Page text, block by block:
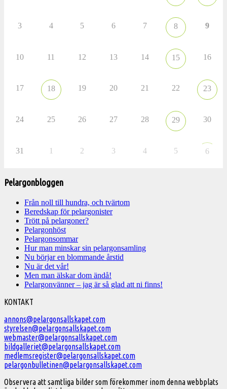
3 4 5 6 7 8 9
10 11 12 13 14 15 16
17 18 19 20 21 22 23
24 25 26 27 28 29 30
31 1 2 3 4 5 6
Pelargonbloggen
Från noll till hundra, och tvärtom
Beredskap för pelargonister
Trött på pelargoner?
Pelargonhöst
Pelargonsommar
Hur man minskar sin pelargonsamling
Nu börjar en blommande årstid
Nu är det vår!
Men man älskar dom ändå!
Pelargonvänner – jag är så glad att ni finns!
Välkommen
till
Svenska
Pelargonsällskapet
KONTAKT
annons@pelargonsallskapet.com
styrelsen@pelargonsallskapet.com
webmaster@pelargonsallskapet.com
bildgalleriet@pelargonsallskapet.com
medlemsregister@pelargonsallskapet.com
pelargonbulletinen@pelargonsallskapet.com
Observera att samtliga bilder som förekommer inom denna webbplats